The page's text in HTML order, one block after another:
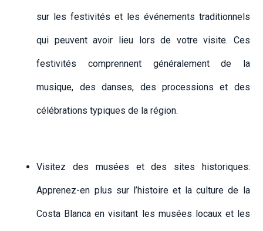
sur les festivités et les événements traditionnels
qui peuvent avoir lieu lors de votre visite. Ces
festivités comprennent généralement de la
musique, des danses, des processions et des
célébrations typiques de la région.
Visitez des musées et des sites historiques:
Apprenez-en plus sur l’histoire et la culture de la
Costa Blanca en visitant les musées locaux et les